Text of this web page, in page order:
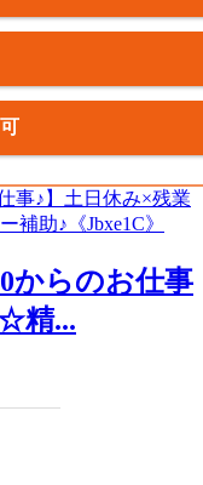
からのお仕事
精...